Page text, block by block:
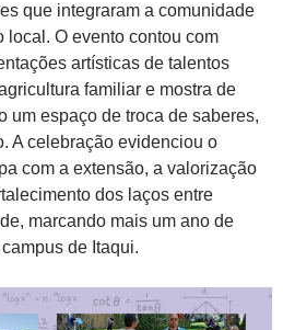
que integraram a comunidade
O evento contou com
artísticas de talentos
familiar e mostra de
um espaço de troca de saberes,
A celebração evidenciou o
com a extensão, a valorização
dos laços entre
marcando mais um ano de
de Itaqui.